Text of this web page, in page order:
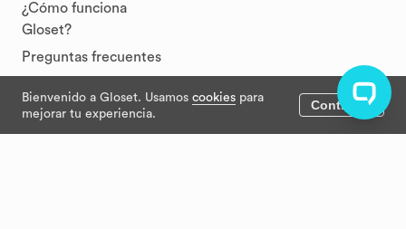
Bienvenido a Gloset. Usamos cookies para
mejorar tu experiencia.
Continuar
¿Cómo funciona
Gloset?
Preguntas frecuentes
Términos y